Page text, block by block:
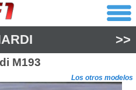
>>
M193
Los otros modelos